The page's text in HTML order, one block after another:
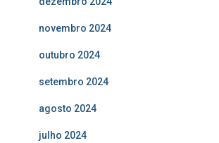
novembro 2024
outubro 2024
setembro 2024
agosto 2024
julho 2024